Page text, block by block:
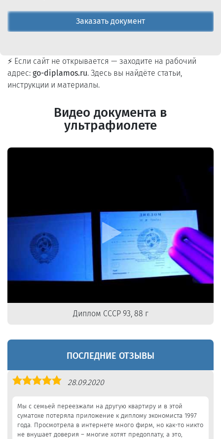
Заказать документ
⚡ Если сайт не открывается — заходите на рабочий
адрес: go-diplamos.ru. Здесь вы найдёте статьи,
инструкции и материалы.
Видео документа в
ультрафиолете
Диплом СССР 93, 88 г
ПОСЛЕДНИЕ ОТЗЫВЫ
Оценка
28.09.2020
Мы с семьей переезжали на другую квартиру и в этой
суматохе потеряла приложение к диплому экономиста 1997
года. Просмотрела в интернете много фирм, но как-то никто
не внушает доверия – многие хотят предоплату, а это,